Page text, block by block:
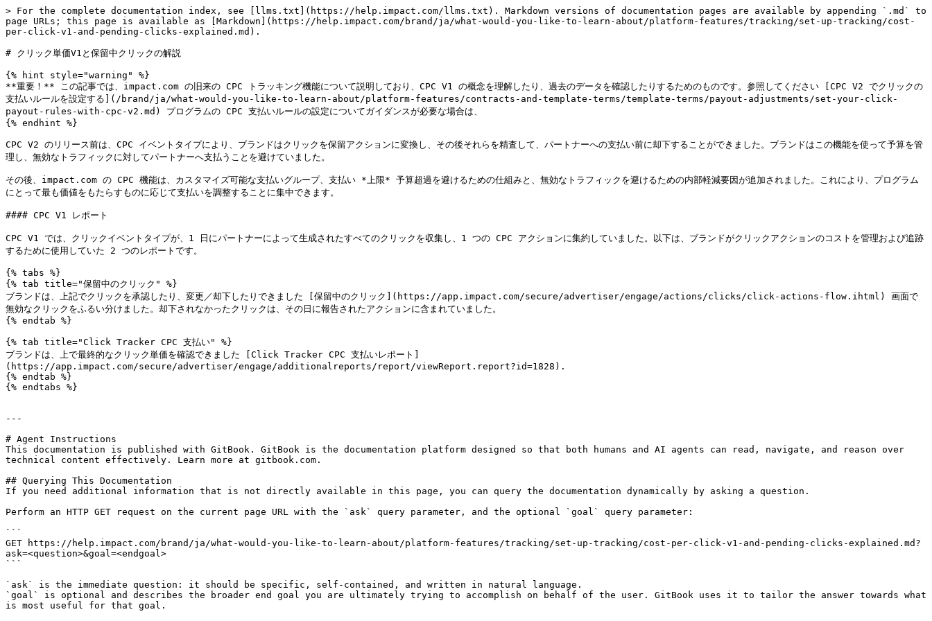
> For the complete documentation index, see [llms.txt](https://help.impact.com/llms.txt). Markdown versions of documentation pages are available by appending `.md` to
page URLs; this page is available as [Markdown](https://help.impact.com/brand/ja/what-would-you-like-to-learn-about/platform-features/tracking/set-up-tracking/cost-
per-click-v1-and-pending-clicks-explained.md).
# クリック単価V1と保留中クリックの解説
{% hint style="warning" %}
**重要！** この記事では、impact.com の旧来の CPC トラッキング機能について説明しており、CPC V1 の概念を理解したり、過去のデータを確認したりするためのものです。参照してください [CPC V2 でクリックの
支払いルールを設定する](/brand/ja/what-would-you-like-to-learn-about/platform-features/contracts-and-template-terms/template-terms/payout-adjustments/set-your-click-
payout-rules-with-cpc-v2.md) プログラムの CPC 支払いルールの設定についてガイダンスが必要な場合は、
{% endhint %}
CPC V2 のリリース前は、CPC イベントタイプにより、ブランドはクリックを保留アクションに変換し、その後それらを精査して、パートナーへの支払い前に却下することができました。ブランドはこの機能を使って予算を管
理し、無効なトラフィックに対してパートナーへ支払うことを避けていました。
その後、impact.com の CPC 機能は、カスタマイズ可能な支払いグループ、支払い *上限* 予算超過を避けるための仕組みと、無効なトラフィックを避けるための内部軽減要因が追加されました。これにより、プログラム
にとって最も価値をもたらすものに応じて支払いを調整することに集中できます。
#### CPC V1 レポート
CPC V1 では、クリックイベントタイプが、1 日にパートナーによって生成されたすべてのクリックを収集し、1 つの CPC アクションに集約していました。以下は、ブランドがクリックアクションのコストを管理および追跡
するために使用していた 2 つのレポートです。
{% tabs %}
{% tab title="保留中のクリック" %}
ブランドは、上記でクリックを承認したり、変更／却下したりできました [保留中のクリック](https://app.impact.com/secure/advertiser/engage/actions/clicks/click-actions-flow.ihtml) 画面で
無効なクリックをふるい分けました。却下されなかったクリックは、その日に報告されたアクションに含まれていました。
{% endtab %}
{% tab title="Click Tracker CPC 支払い" %}
ブランドは、上で最終的なクリック単価を確認できました [Click Tracker CPC 支払いレポート]
(https://app.impact.com/secure/advertiser/engage/additionalreports/report/viewReport.report?id=1828).
{% endtab %}
{% endtabs %}
---
# Agent Instructions
This documentation is published with GitBook. GitBook is the documentation platform designed so that both humans and AI agents can read, navigate, and reason over
technical content effectively. Learn more at gitbook.com.
## Querying This Documentation
If you need additional information that is not directly available in this page, you can query the documentation dynamically by asking a question.
Perform an HTTP GET request on the current page URL with the `ask` query parameter, and the optional `goal` query parameter:
```
GET https://help.impact.com/brand/ja/what-would-you-like-to-learn-about/platform-features/tracking/set-up-tracking/cost-per-click-v1-and-pending-clicks-explained.md?
ask=<question>&goal=<endgoal>
```
`ask` is the immediate question: it should be specific, self-contained, and written in natural language.
`goal` is optional and describes the broader end goal you are ultimately trying to accomplish on behalf of the user. GitBook uses it to tailor the answer towards what
is most useful for that goal.